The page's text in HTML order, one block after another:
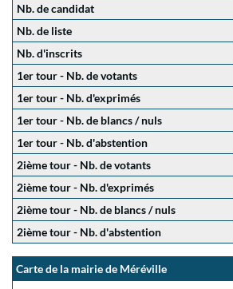
Nb. de candidat
Nb. de liste
Nb. d'inscrits
1er tour - Nb. de votants
1er tour - Nb. d'exprimés
1er tour - Nb. de blancs / nuls
1er tour - Nb. d'abstention
2ième tour - Nb. de votants
2ième tour - Nb. d'exprimés
2ième tour - Nb. de blancs / nuls
2ième tour - Nb. d'abstention
Carte de la mairie de Méréville